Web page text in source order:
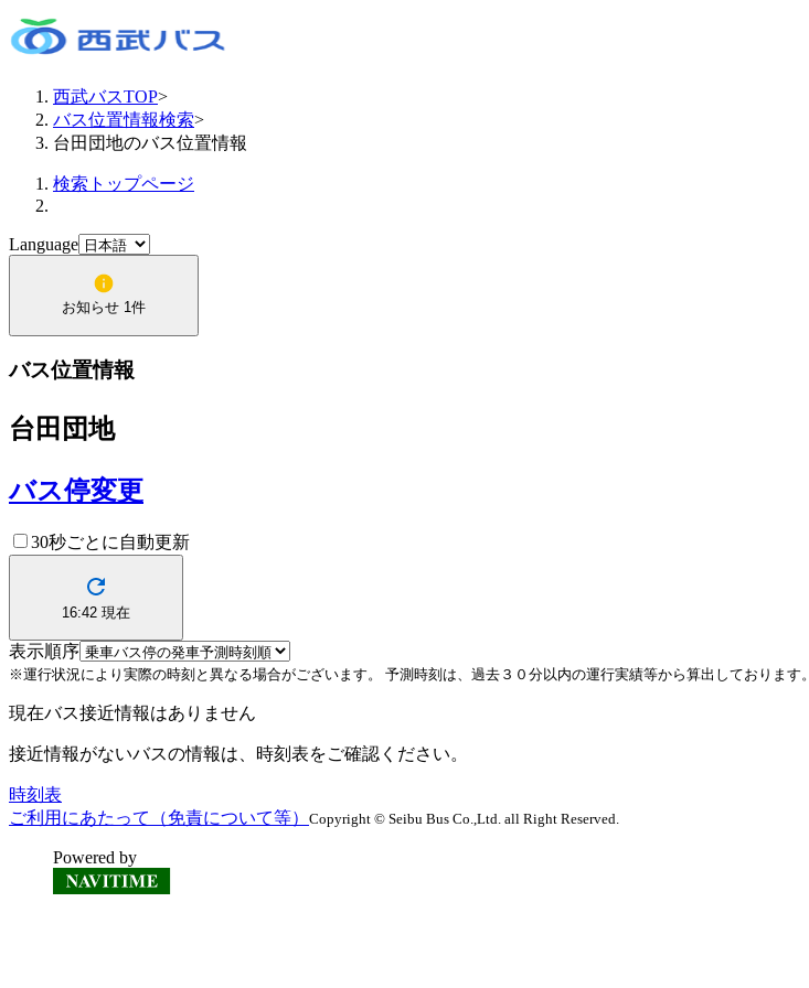
西武バスTOP>
バス位置情報検索>
台田団地のバス位置情報
検索トップページ
Language
お知らせ 1件
バス位置情報
台田団地
バス停変更
30秒ごとに自動更新
16:42 現在
表示順序
※運行状況により実際の時刻と異なる場合がございます。 予測時刻は、過去３０分以内の運行実績等から算出しております。
現在バス接近情報はありません
接近情報がないバスの情報は、時刻表をご確認ください。
時刻表
ご利用にあたって（免責について等） Copyright © Seibu Bus Co.,Ltd. all Right Reserved.
Powered by